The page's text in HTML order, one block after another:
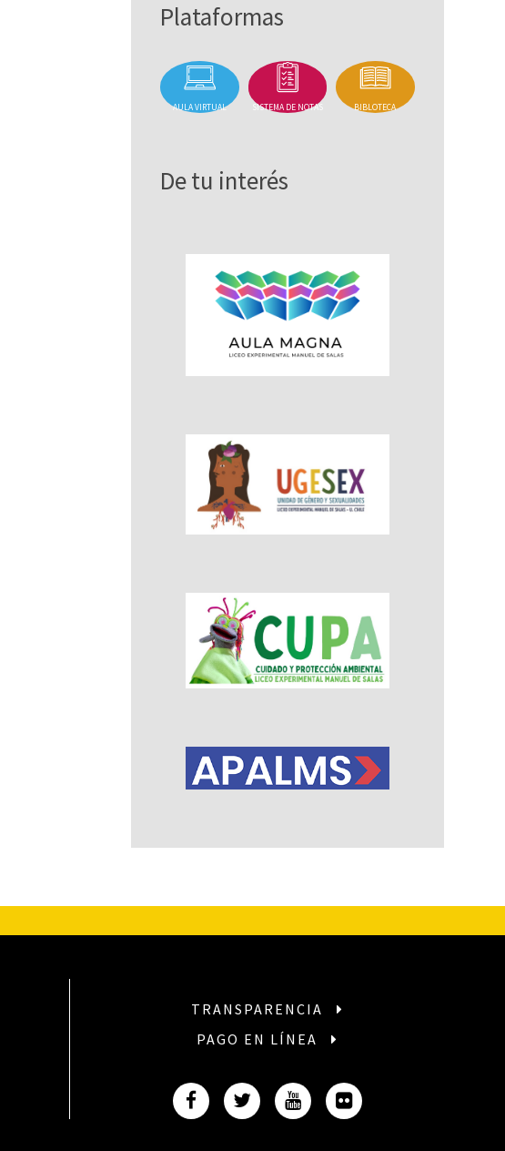
Plataformas
AULA VIRTUAL SISTEMA DE NOTAS BIBLOTECA
De tu interés
TRANSPARENCIA
PAGO EN LÍNEA